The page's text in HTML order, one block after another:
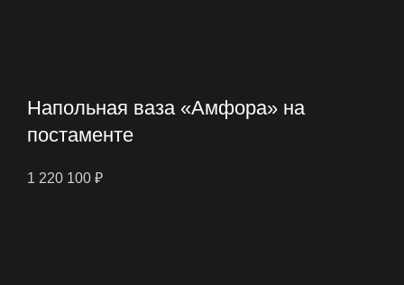
Напольная ваза «Амфора» на
постаменте
1 220 100 ₽